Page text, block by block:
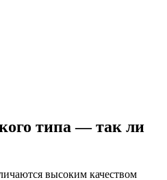
типа — так ли
высоким качеством